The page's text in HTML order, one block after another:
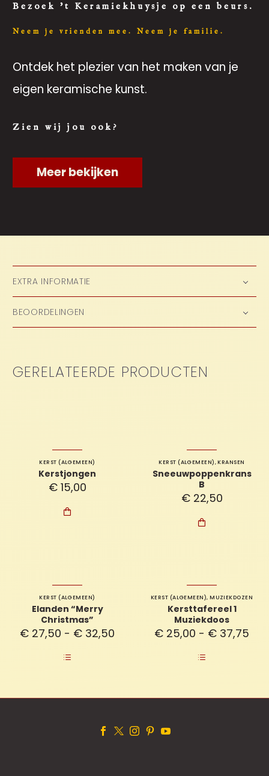
Bezoek 't Keramiekhuysje op een beurs.
Neem je vrienden mee. Neem je familie.
Ontdek het plezier van het maken van je
eigen keramische kunst.
Zien wij jou ook?
Meer bekijken
EXTRA INFORMATIE
BEOORDELINGEN
GERELATEERDE PRODUCTEN
KERST (ALGEMEEN)
Kerstjongen
€15,00

KERST (ALGEMEEN),KRANSEN
Sneeuwpoppenkrans
B
€22,50

KERST (ALGEMEEN)
Elanden “Merry
Christmas”
€ 27,50 - € 32,50 Prijsklasse:
KERST (ALGEMEEN),MUZIEKDOZEN
Kersttafereel 1
Muziekdoos
€ 25,00 - € 37,75